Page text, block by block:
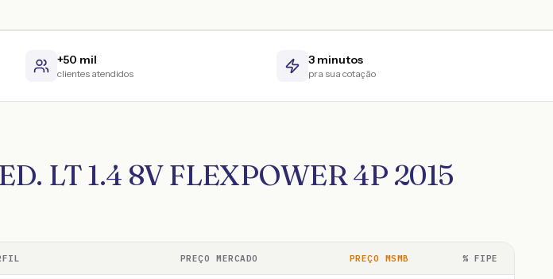
+50 mil
clientes atendidos
3 minutos
pra sua cotação
LT 1.4 8V FLEXPOWER 4P 2015
PREÇO MERCADO PREÇO MSMB % FIPE